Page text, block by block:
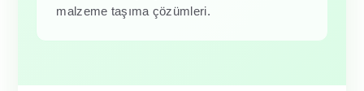
malzeme taşıma çözümleri.